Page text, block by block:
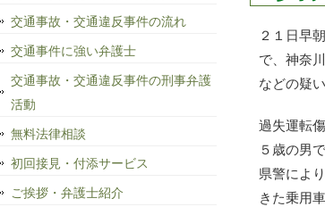
２１日早
で、神奈
などの疑
過失運転
５歳の男で
県警によ
きた乗用
交通事故・交通違反事件の流れ
交通事件に強い弁護士
交通事故・交通違反事件の刑事弁護
活動
無料法律相談
初回接見・付添サービス
ご挨拶・弁護士紹介